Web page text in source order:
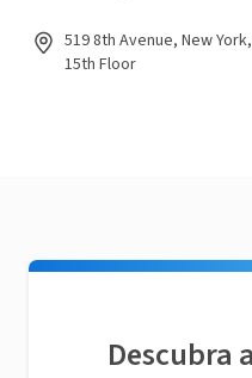
519 8th Avenue, New
15th Floor
Descubra